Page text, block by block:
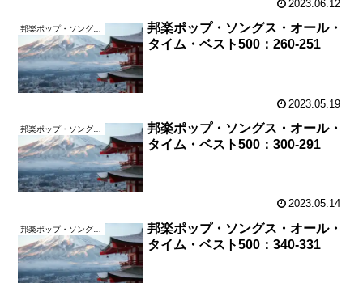
2023.06.12
邦楽ポップ・ソングス・オール・タイム・ベスト500
邦楽ポップ・ソングス・オール・
タイム・ベスト500：260-251
2023.05.19
邦楽ポップ・ソングス・オール・
タイム・ベスト500：300-291
2023.05.14
邦楽ポップ・ソングス・オール・
タイム・ベスト500：340-331